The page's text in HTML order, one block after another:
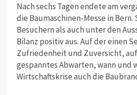
Nach sechs Tagen endete am
die Baumaschinen-Messe in Bern.
Besuchern als auch unter den
Bilanz positiv aus. Auf der einen
Zufriedenheit und Zuversicht,
gespanntes Abwarten, wann und
Wirtschaftskrise auch die